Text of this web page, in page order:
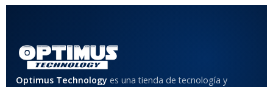
COLOR
Optimus Technology es una tienda de tecnología y